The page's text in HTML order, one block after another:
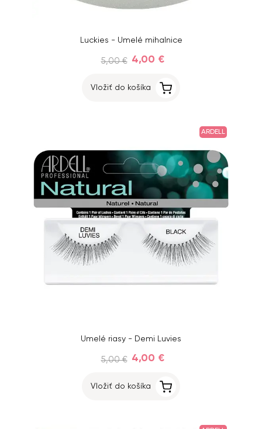
Luckies - Umelé mihalnice
5,00 € 4,00 €
Vložiť do košíka
ARDELL
Umelé riasy - Demi Luvies
5,00 € 4,00 €
Vložiť do košíka